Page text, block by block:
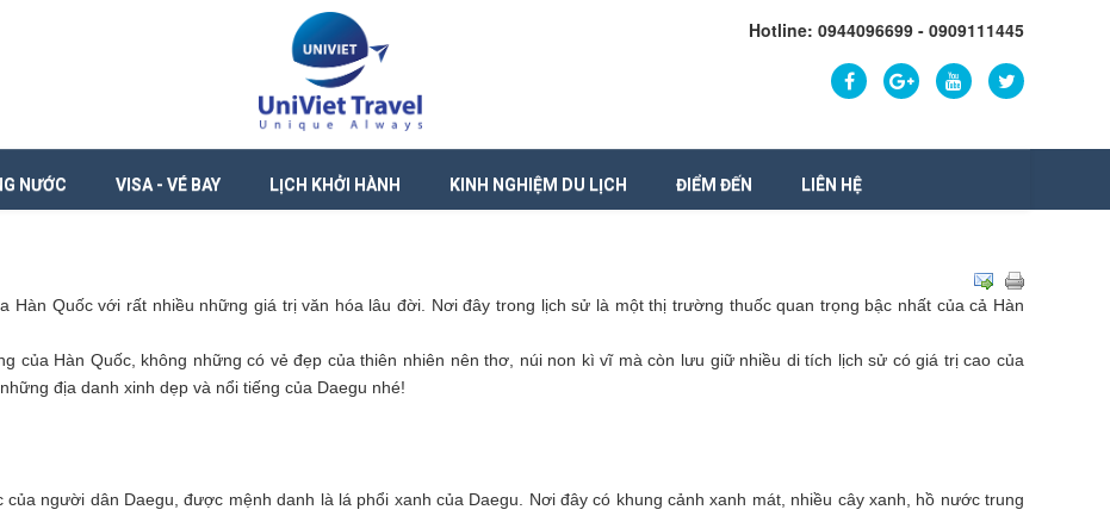
Hotline: 0944096699 - 0909111445
NƯỚC VISA - VÉ BAY LỊCH KHỞI HÀNH KINH NGHIỆM DU LỊCH ĐIỂM ĐẾN LIÊN HỆ
Hàn Quốc với rất nhiều những giá trị văn hóa lâu đời. Nơi đây trong lịch sử là một thị trường thuốc quan trọng bậc nhất của cả Hàn
của Hàn Quốc, không những có vẻ đẹp của thiên nhiên nên thơ, núi non kì vĩ mà còn lưu giữ nhiều di tích lịch sử có giá trị cao của
địa danh xinh dẹp và nổi tiếng của Daegu nhé!
người dân Daegu, được mệnh danh là lá phổi xanh của Daegu. Nơi đây có khung cảnh xanh mát, nhiều cây xanh, hồ nước trung